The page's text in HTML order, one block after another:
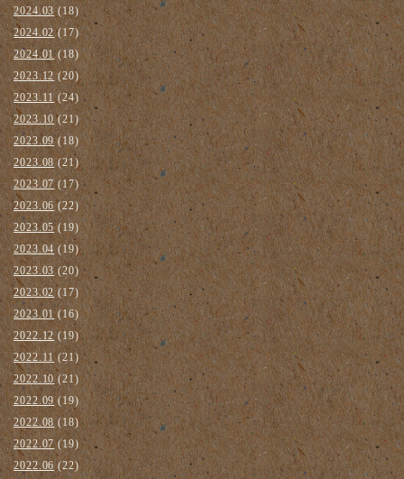
2024.03(18)
2024.02(17)
2024.01(18)
2023.12 (20)
2023.11(24)
2023.10(21)
2023.09(18)
2023.08(21)
2023.07(17)
2023.06 (22)
2023.05(19)
2023.04 (19)
2023.03(20)
2023.02(17)
2023.01(16)
2022.12 (19)
2022.11(21)
2022.10(21)
2022.09(19)
2022.08 (18)
2022.07(19)
2022.06(22)